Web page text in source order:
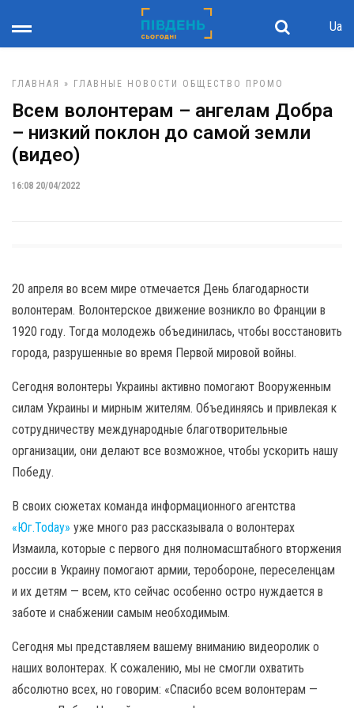
Ua
ГЛАВНАЯ » ГЛАВНЫЕ НОВОСТИ ОБЩЕСТВО ПРОМО
Всем волонтерам – ангелам Добра
– низкий поклон до самой земли
(видео)
16:08 20/04/2022
20 апреля во всем мире отмечается День благодарности
волонтерам. Волонтерское движение возникло во Франции в
1920 году. Тогда молодежь объединилась, чтобы восстановить
города, разрушенные во время Первой мировой войны.
Сегодня волонтеры Украины активно помогают Вооруженным
силам Украины и мирным жителям. Объединяясь и привлекая к
сотрудничеству международные благотворительные
организации, они делают все возможное, чтобы ускорить нашу
Победу.
В своих сюжетах команда информационного агентства
«Юг.Today» уже много раз рассказывала о волонтерах
Измаила, которые с первого дня полномасштабного вторжения
россии в Украину помогают армии, теробороне, переселенцам
и их детям — всем, кто сейчас особенно остро нуждается в
заботе и снабжении самым необходимым.
Сегодня мы представляем вашему вниманию видеоролик о
наших волонтерах. К сожалению, мы не смогли охватить
абсолютно всех, но говорим: «Спасибо всем волонтерам —